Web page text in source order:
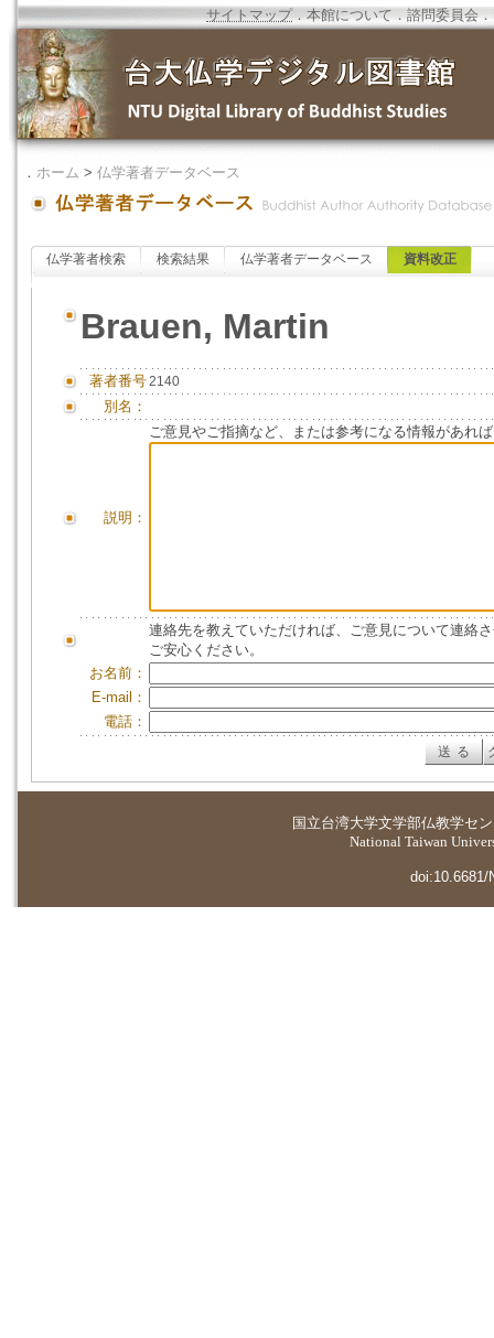
サイトマップ．本館について ．諮問委員会 ．
． ホーム > 仏学著者データベース
仏学著者検索 検索結果 仏学著者データベース 資料改正
Brauen, Martin
著者番号2140
別名：
説明：
ご意見やご指摘など、または参考になる情報があれ
連絡先を教えていただければ、ご意見について連絡
ご安心ください。
お名前：
E-mail：
電話：
国立台湾大学文学部仏教学セ
National Taiwan
doi:10.6681/